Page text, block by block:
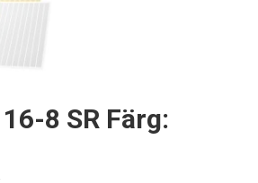
8 SR Färg: